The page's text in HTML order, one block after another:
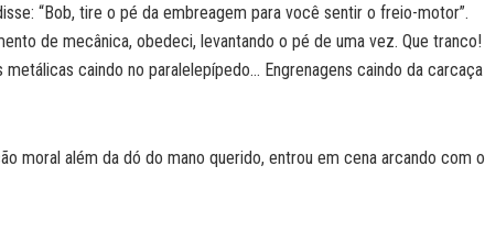
“Bob, tire o pé da embreagem para você sentir o freio-motor”.
de mecânica, obedeci, levantando o pé de uma vez. Que tranco!
caindo no paralelepípedo… Engrenagens caindo da carcaça
moral além da dó do mano querido, entrou em cena arcando com o